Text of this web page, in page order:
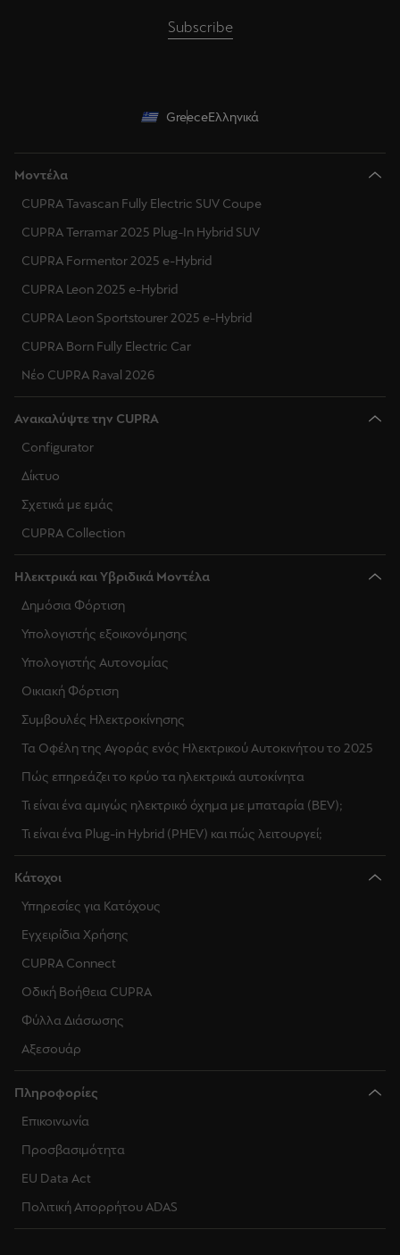
Subscribe
GreeceΕλληνικά
Μοντέλα
CUPRA Tavascan Fully Electric SUV Coupe
CUPRA Terramar 2025 Plug-In Hybrid SUV
CUPRA Formentor 2025 e-Hybrid
CUPRA Leon 2025 e-Hybrid
CUPRA Leon Sportstourer 2025 e-Hybrid
CUPRA Born Fully Electric Car
Νέο CUPRA Raval 2026
Ανακαλύψτε την CUPRA
Configurator
Δίκτυο
Σχετικά με εμάς
CUPRA Collection
Ηλεκτρικά και Υβριδικά Μοντέλα
Δημόσια Φόρτιση
Υπολογιστής εξοικονόμησης
Υπολογιστής Αυτονομίας
Οικιακή Φόρτιση
Συμβουλές Ηλεκτροκίνησης
Τα Οφέλη της Αγοράς ενός Ηλεκτρικού Αυτοκινήτου το 2025
Πώς επηρεάζει το κρύο τα ηλεκτρικά αυτοκίνητα
Τι είναι ένα αμιγώς ηλεκτρικό όχημα με μπαταρία (BEV);
Τι είναι ένα Plug-in Hybrid (PHEV) και πώς λειτουργεί;
Κάτοχοι
Υπηρεσίες για Κατόχους
Εγχειρίδια Χρήσης
CUPRA Connect
Οδική Βοήθεια CUPRA
Φύλλα Διάσωσης
Αξεσουάρ
Πληροφορίες
Επικοινωνία
Προσβασιμότητα
EU Data Act
Πολιτική Απορρήτου ADAS